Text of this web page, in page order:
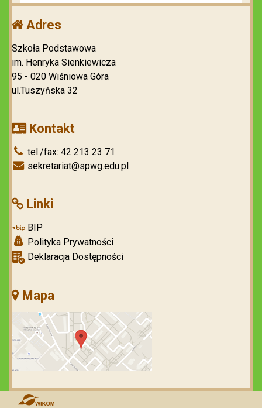
Adres
Szkoła Podstawowa
im. Henryka Sienkiewicza
95 - 020 Wiśniowa Góra
ul.Tuszyńska 32
Kontakt
tel./fax: 42 213 23 71
sekretariat@spwg.edu.pl
Linki
BIP
Polityka Prywatności
Deklaracja Dostępności
Mapa